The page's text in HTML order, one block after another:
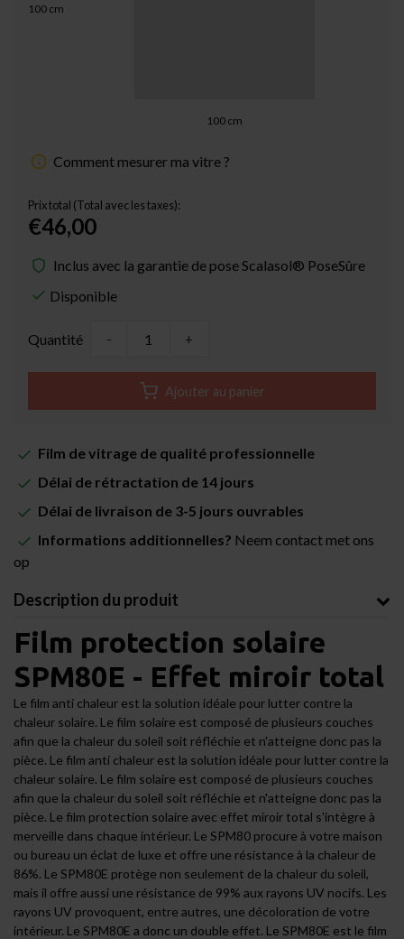
100 cm
100 cm
Comment mesurer ma vitre ?
Prix total (Total avec les taxes):
€46,00
Inclus avec la garantie de pose Scalasol® PoseSûre
Disponible
Quantité - +
Ajouter au panier
Film de vitrage de qualité professionnelle
Délai de rétractation de 14 jours
Délai de livraison de 3-5 jours ouvrables
Informations additionnelles? Neem contact met ons
op
Description du produit
Film protection solaire
SPM80E - Effet miroir total
Le film anti chaleur est la solution idéale pour lutter contre la
chaleur solaire. Le film solaire est composé de plusieurs couches
afin que la chaleur du soleil soit réfléchie et n'atteigne donc pas la
pièce. Le film anti chaleur est la solution idéale pour lutter contre la
chaleur solaire. Le film solaire est composé de plusieurs couches
afin que la chaleur du soleil soit réfléchie et n'atteigne donc pas la
pièce. Le film protection solaire avec effet miroir total s'intègre à
merveille dans chaque intérieur. Le SPM80 procure à votre maison
ou bureau un éclat de luxe et offre une résistance à la chaleur de
86%. Le SPM80E protège non seulement de la chaleur du soleil,
mais il offre aussi une résistance de 99% aux rayons UV nocifs. Les
rayons UV provoquent, entre autres, une décoloration de votre
intérieur. Le SPM80E a donc un double effet. Le SPM80E est le film